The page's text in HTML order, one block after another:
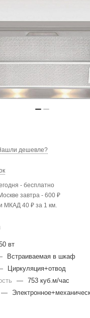
дешевле?
- бесплатно
завтра - 600 ₽
МКАД 40 ₽ за 1 км.
вт
Встраиваемая в шкаф
Циркуляция+отвод
— 753 куб.м/час
—